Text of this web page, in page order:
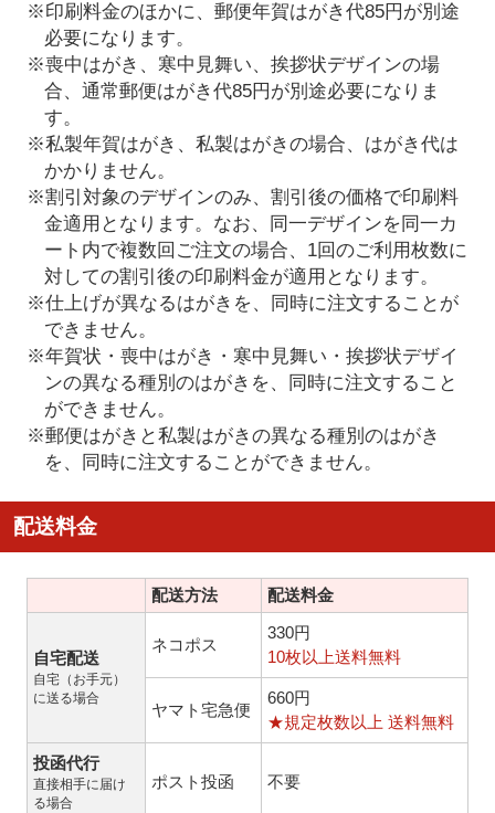
※印刷料金のほかに、郵便年賀はがき代85円が別途
必要になります。
※喪中はがき、寒中見舞い、挨拶状デザインの場
合、通常郵便はがき代85円が別途必要になりま
す。
※私製年賀はがき、私製はがきの場合、はがき代は
かかりません。
※割引対象のデザインのみ、割引後の価格で印刷料
金適用となります。なお、同一デザインを同一カ
ート内で複数回ご注文の場合、1回のご利用枚数に
対しての割引後の印刷料金が適用となります。
※仕上げが異なるはがきを、同時に注文することが
できません。
※年賀状・喪中はがき・寒中見舞い・挨拶状デザイ
ンの異なる種別のはがきを、同時に注文すること
ができません。
※郵便はがきと私製はがきの異なる種別のはがき
を、同時に注文することができません。
配送料金
配送方法 配送料金
自宅配送
自宅（お手元）
に送る場合
ネコポス
330円
10枚以上送料無料
ヤマト宅急便
660円
★規定枚数以上 送料無料
投函代行
直接相手に届け
る場合
ポスト投函 不要